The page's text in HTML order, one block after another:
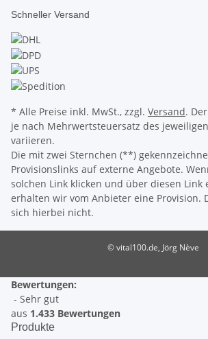
Schneller Versand
* Alle Preise inkl. MwSt., zzgl. Versand.
je nach Mehrwertsteuersatz des jeweiligen
variieren.
Die mit zwei Sternchen (**)
Provisionslinks auf externe Angebote.
solchen Link klicken und über diesen Link
erhalten wir vom Anbieter eine Provision.
sich hierbei nicht.
© vital100.de, Jörg Nève
Bewertungen:
- Sehr gut
aus 1.433 Bewertungen
Produkte